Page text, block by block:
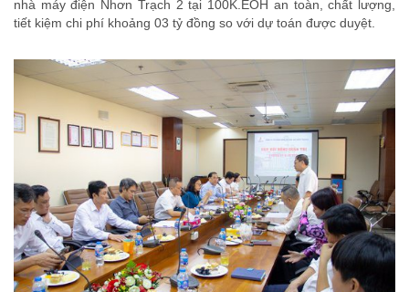
nhà máy điện Nhơn Trạch 2 tại 100K.EOH an toàn, chất lượng,
tiết kiệm chi phí khoảng 03 tỷ đồng so với dự toán được duyệt.